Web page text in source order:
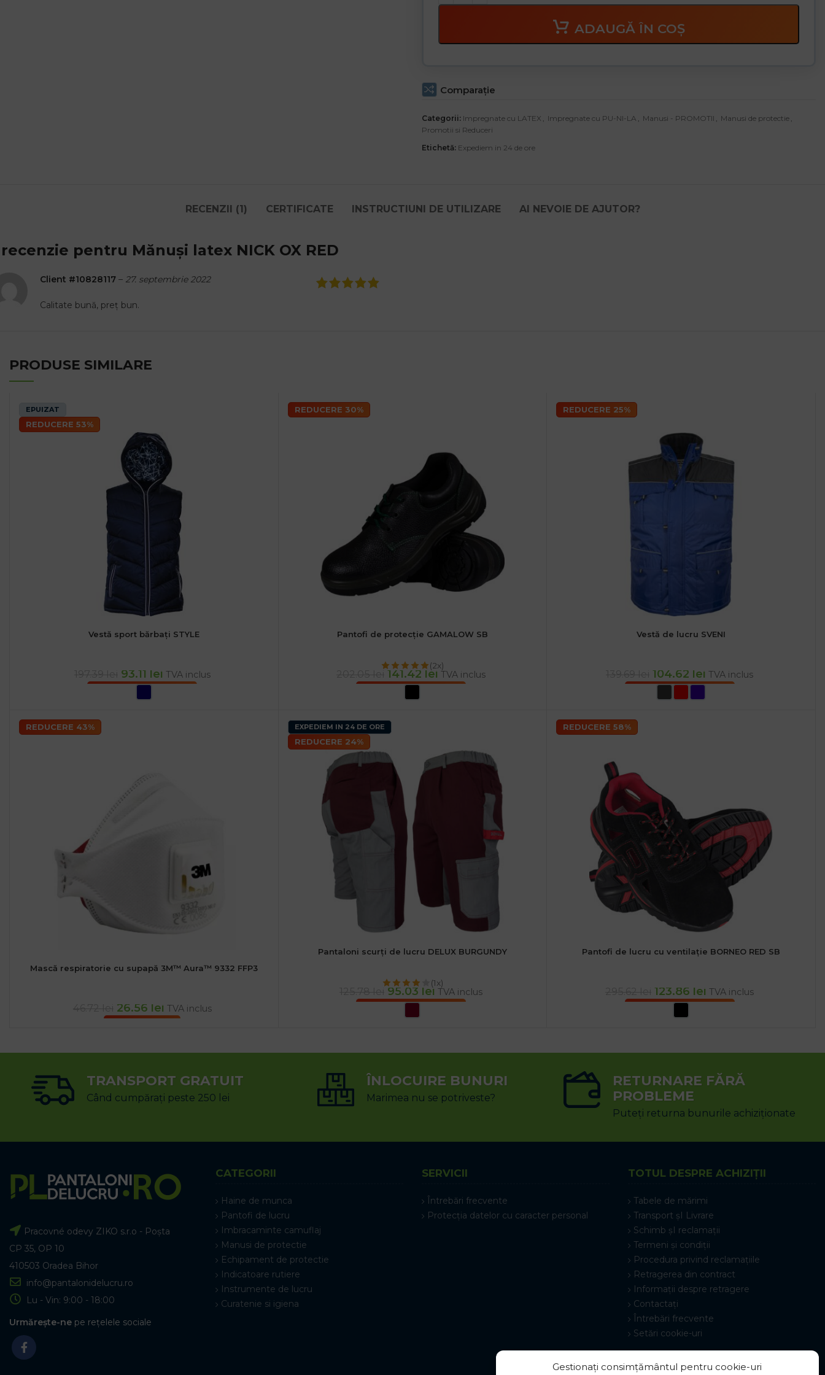
Gestionați consimțământul pentru cookie-uri
ADAUGĂ ÎN COȘ
Comparaţie
Categorii: Impregnate cu LATEX , Impregnate cu PU-NI-LA , Manusi - PROMOTII , Manusi de protectie ,
Promotii si Reduceri
Etichetă: Expediem in 24 de ore
RECENZII (1) CERTIFICATE INSTRUCTIUNI DE UTILIZARE AI NEVOIE DE AJUTOR?
recenzie pentru Mănuși latex NICK OX RED
Client #10828117 – 27. septembrie 2022
Calitate bună, preț bun.
PRODUSE SIMILARE
EPUIZAT
REDUCERE 53%
Vestă sport bărbați STYLE
93.11 lei TVA inclus
REDUCERE 30%
Pantofi de protecție GAMALOW SB
(2x)
141.42 lei TVA inclus
REDUCERE 25%
Vestă de lucru SVENI
104.62 lei TVA inclus
REDUCERE 43%
Mască respiratorie cu supapă 3M™ Aura™ 9332 FFP3
26.56 lei TVA inclus
EXPEDIEM IN 24 DE ORE
REDUCERE 24%
Pantaloni scurți de lucru DELUX BURGUNDY
(1x)
95.03 lei TVA inclus
REDUCERE 58%
Pantofi de lucru cu ventilație BORNEO RED SB
123.86 lei TVA inclus
TRANSPORT GRATUIT
Când cumpărați peste 250 lei
ÎNLOCUIRE BUNURI
Marimea nu se potriveste?
RETURNARE FĂRĂ
PROBLEME
Puteți returna bunurile achiziționate
Pracovné odevy ZIKO s.r.o - Poșta
CP 35, OP 10
410503 Oradea Bihor
info@pantalonidelucru.ro
Lu - Vin: 9:00 - 18:00
Urmărește-ne pe rețelele sociale
CATEGORII
Haine de munca
Pantofi de lucru
Imbracaminte camuflaj
Manusi de protectie
Echipament de protectie
Indicatoare rutiere
Instrumente de lucru
Curatenie si igiena
SERVICII
Întrebări frecvente
Protecția datelor cu caracter personal
TOTUL DESPRE ACHIZIȚII
Tabele de mărimi
Transport șI Livrare
Schimb șI reclamații
Termeni și condiții
Procedura privind reclamațiile
Retragerea din contract
Informații despre retragere
Contactați
Întrebări frecvente
Setări cookie-uri